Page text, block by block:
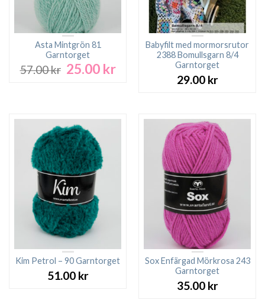
Asta Mintgrön 81
Garntorget
57.00kr Det
25.00 krDet
Babyfilt med mormorsrutor
2388 Bomullsgarn 8/4
Garntorget
29.00 kr
Kim Petrol – 90 Garntorget
51.00 kr
Sox Enfärgad Mörkrosa 243
Garntorget
35.00 kr